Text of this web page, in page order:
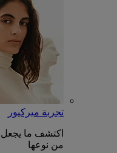
تجربة ميركيور
اكتشف ما يجعل
من نوعها